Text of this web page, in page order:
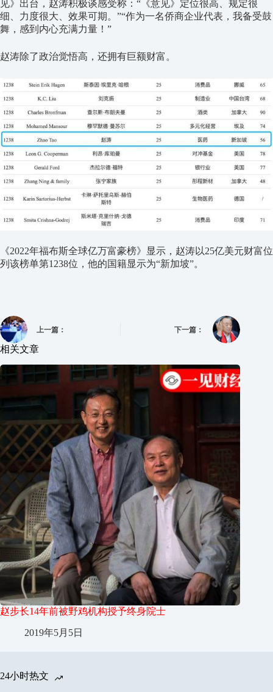
见》出台，赵涛积极谈感受称：“《意见》定位很高、规定很
细、力度很大、效果可期。”“作为一名侨商企业代表，我备受鼓
舞，感到内心充满力量！”
赵涛除了政治觉悟高，还拥有巨额财富。
《2022年福布斯全球亿万富豪榜》显示，赵涛以25亿美元财富位
列该榜单第1238位，他的国籍显示为“新加坡”。
上一篇： 下一篇：
相关文章
赵步长14年前被野鸡机构授予终身院士
2019年5月5日
24小时热文